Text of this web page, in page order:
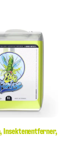
Insektenentferner,